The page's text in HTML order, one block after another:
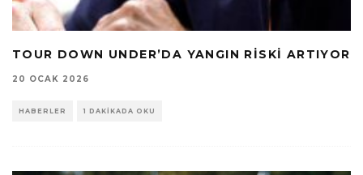
TOUR DOWN UNDER’DA YANGIN RISKI ARTIYOR
20 OCAK 2026
HABERLER 1 DAKIKADA OKU